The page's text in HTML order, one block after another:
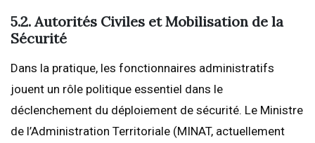
5.2. Autorités Civiles et Mobilisation de la
Sécurité
Dans la pratique, les fonctionnaires administratifs
jouent un rôle politique essentiel dans le
déclenchement du déploiement de sécurité. Le Ministre
de l’Administration Territoriale (MINAT, actuellement